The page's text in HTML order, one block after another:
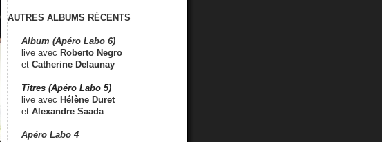
AUTRES ALBUMS RÉCENTS
Album (Apéro Labo 6)
live avec Roberto Negro
et Catherine Delaunay
Titres (Apéro Labo 5)
live avec Hélène Duret
et Alexandre Saada
Apéro Labo 4